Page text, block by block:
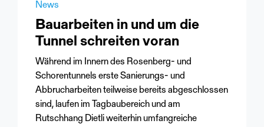
News
Bauarbeiten in und um die
Tunnel schreiten voran
Während im Innern des Rosenberg- und
Schorentunnels erste Sanierungs- und
Abbrucharbeiten teilweise bereits abgeschlossen
sind, laufen im Tagbaubereich und am
Rutschhang Dietli weiterhin umfangreiche